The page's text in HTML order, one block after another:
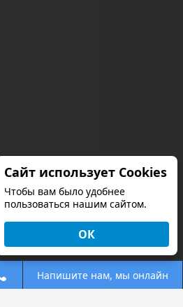
Напишите нам, мы онлайн
Сайт использует Cookies
Чтобы вам было удобнее
пользоваться нашим сайтом.
ОК